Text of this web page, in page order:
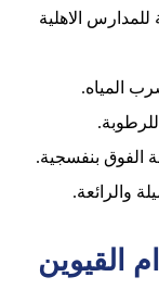
الاهلية
المياه.
الفوق بنفسجية.
والرائعة.
القيوين